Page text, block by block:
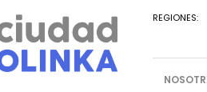
REGIONES: